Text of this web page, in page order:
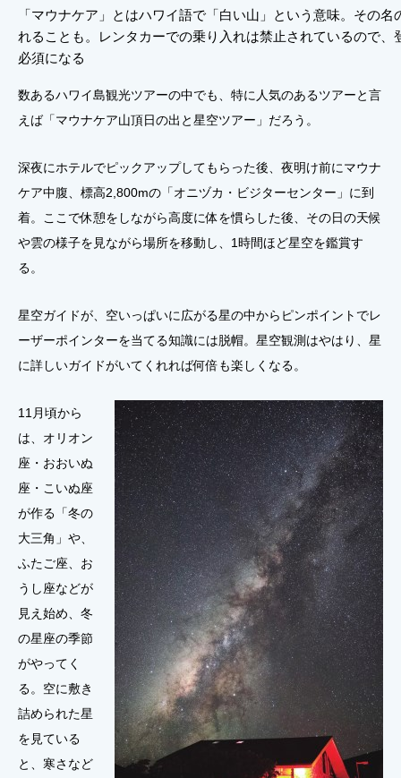
「マウナケア」とはハワイ語で「白い山」という意味。その
れることも。レンタカーでの乗り入れは禁止されているので、
必須になる
数あるハワイ島観光ツアーの中でも、特に人気のあるツアーと言
えば「マウナケア山頂日の出と星空ツアー」だろう。
深夜にホテルでピックアップしてもらった後、夜明け前にマウナ
ケア中腹、標高2,800mの「オニヅカ・ビジターセンター」に到
着。ここで休憩をしながら高度に体を慣らした後、その日の天候
や雲の様子を見ながら場所を移動し、1時間ほど星空を鑑賞す
る。
星空ガイドが、空いっぱいに広がる星の中からピンポイントでレ
ーザーポインターを当てる知識には脱帽。星空観測はやはり、星
に詳しいガイドがいてくれれば何倍も楽しくなる。
11月頃から
は、オリオン
座・おおいぬ
座・こいぬ座
が作る「冬の
大三角」や、
ふたご座、お
うし座などが
見え始め、冬
の星座の季節
がやってく
る。空に敷き
詰められた星
を見ている
と、寒さなど